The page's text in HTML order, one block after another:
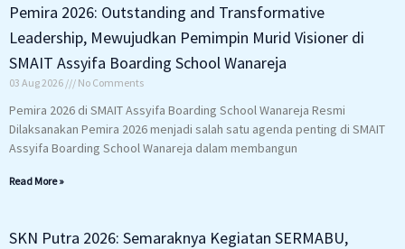
Pemira 2026: Outstanding and Transformative
Leadership, Mewujudkan Pemimpin Murid Visioner di
SMAIT Assyifa Boarding School Wanareja
03 Aug 2026 No Comments
Pemira 2026 di SMAIT Assyifa Boarding School Wanareja Resmi
Dilaksanakan Pemira 2026 menjadi salah satu agenda penting di SMAIT
Assyifa Boarding School Wanareja dalam membangun
Read More »
SKN Putra 2026: Semaraknya Kegiatan SERMABU,